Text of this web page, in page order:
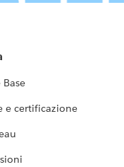
e certificazione